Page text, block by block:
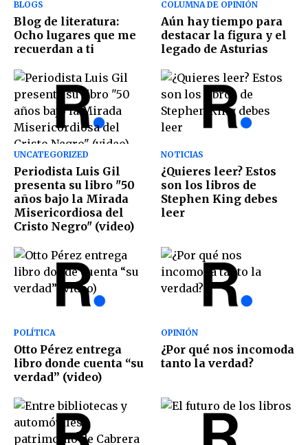
BLOGS
Blog de literatura:
Ocho lugares que me
recuerdan a ti
COLUMNA DE OPINIÓN
Aún hay tiempo para
destacar la figura y el
legado de Asturias
UNCATEGORIZED
Periodista Luis Gil
presenta su libro "50
años bajo la Mirada
Misericordiosa del
Cristo Negro" (video)
NOTICIAS
¿Quieres leer? Estos
son los libros de
Stephen King debes
leer
POLÍTICA
Otto Pérez entrega
libro donde cuenta “su
verdad” (video)
OPINIÓN
¿Por qué nos incomoda
tanto la verdad?